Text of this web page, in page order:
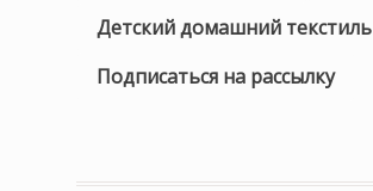
Детский домашний текстиль
Подписаться на рассылку